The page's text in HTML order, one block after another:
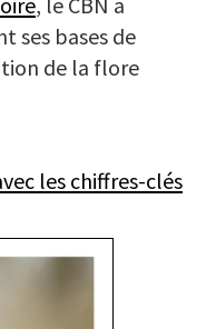
ses bases de
de la flore
les chiffres-clés